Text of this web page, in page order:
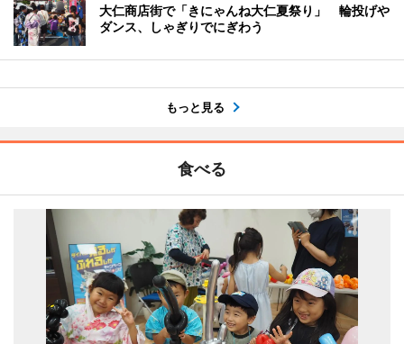
大仁商店街で「きにゃんね大仁夏祭り」 輪投げや
ダンス、しゃぎりでにぎわう
もっと見る
食べる